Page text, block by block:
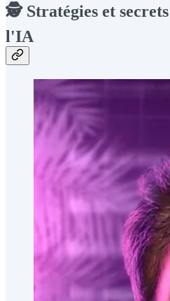
🕵️ Stratégies et
l'IA